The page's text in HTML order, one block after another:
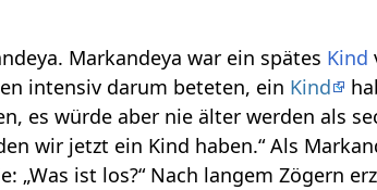
Markandeya war ein spätes Kind
intensiv darum beteten, ein Kind
es würde aber nie älter werden als
wir jetzt ein Kind haben.“ Als
ist los?“ Nach langem Zögern